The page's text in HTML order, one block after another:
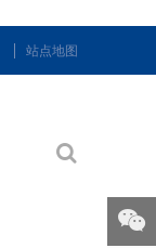
站点地图